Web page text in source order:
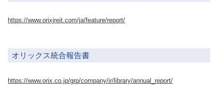
https://www.orixjreit.com/ja/feature/report/
オリックス統合報告書
https://www.orix.co.jp/grp/company/ir/library/annual_report/